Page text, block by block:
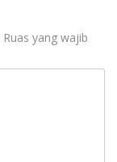
Ruas yang wajib